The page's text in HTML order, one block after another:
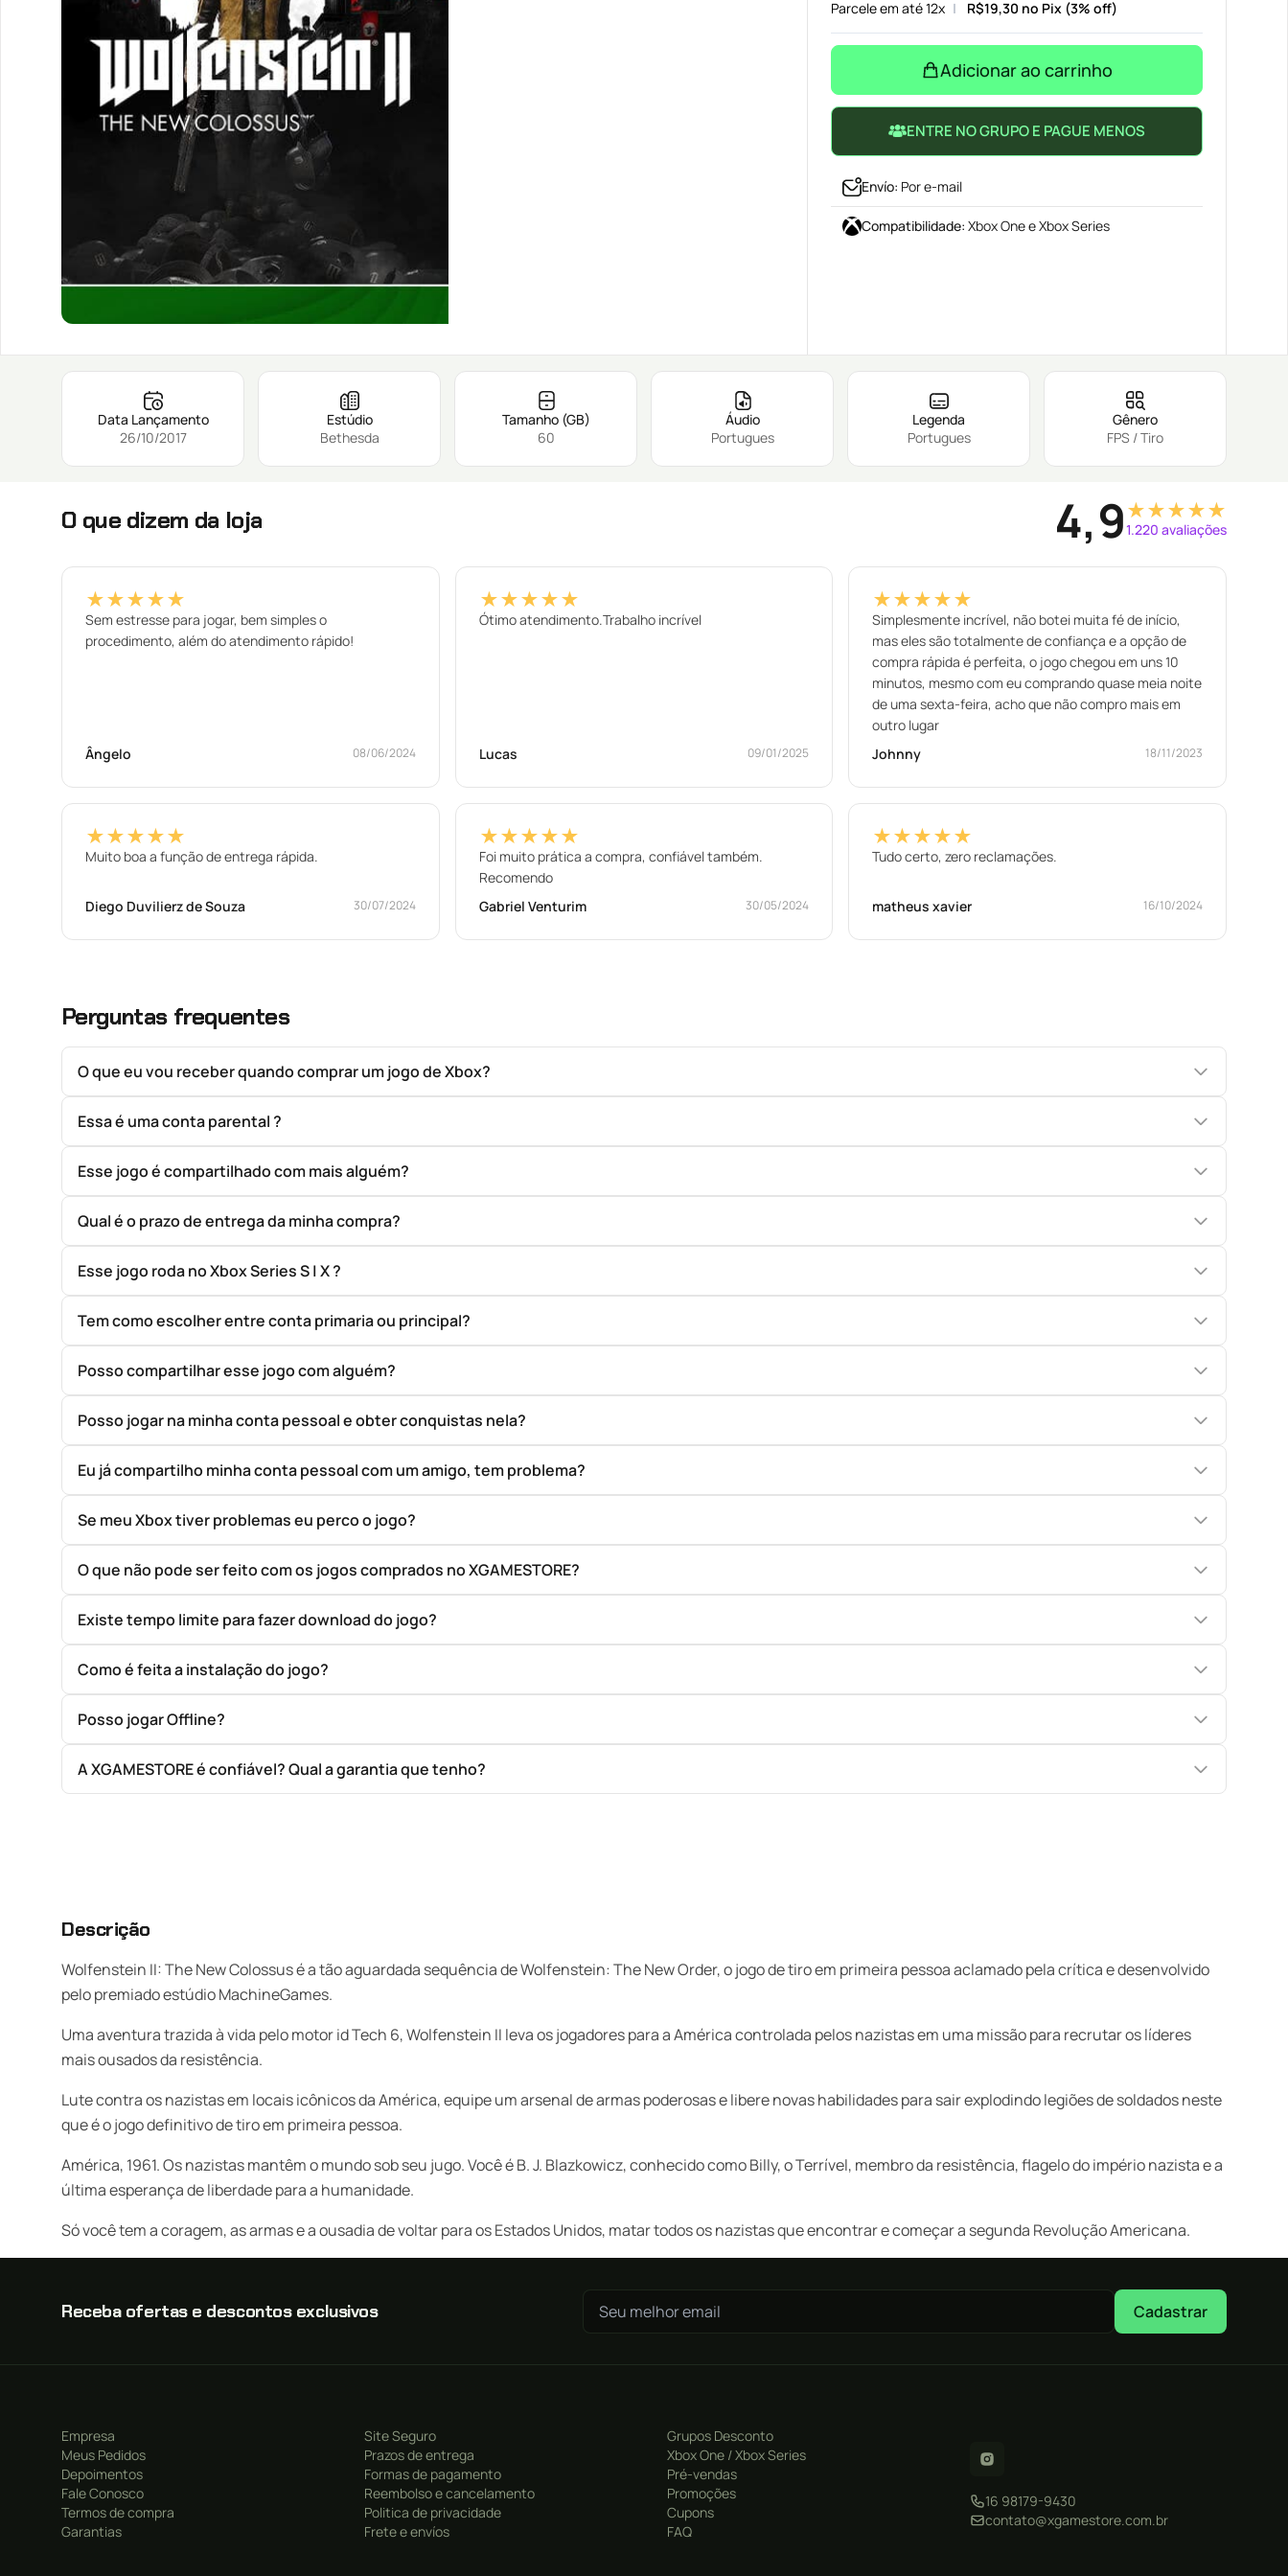
Parcele em até 12x R$19,30 no Pix (3% off)
Adicionar ao carrinho
ENTRE NO GRUPO E PAGUE MENOS
Envío: Por e-mail
Compatibilidade: Xbox One e Xbox Series
Data Lançamento
26/10/2017
Estúdio
Bethesda
Tamanho (GB)
60
Áudio
Portugues
Legenda
Portugues
Gênero
FPS / Tiro
O que dizem da loja 4,9★★★★★
1.220 avaliações
★★★★★
Sem estresse para jogar, bem simples o
procedimento, além do atendimento rápido!
Ângelo 08/06/2024
★★★★★
Ótimo atendimento.Trabalho incrível
Lucas 09/01/2025
★★★★★
Simplesmente incrível, não botei muita fé de início,
mas eles são totalmente de confiança e a opção de
compra rápida é perfeita, o jogo chegou em uns 10
minutos, mesmo com eu comprando quase meia noite
de uma sexta-feira, acho que não compro mais em
outro lugar
Johnny
18/11/2023
★★★★★
Muito boa a função de entrega rápida.
Diego Duvilierz de Souza 30/07/2024
★★★★★
Foi muito prática a compra, confiável também.
Recomendo
Gabriel Venturim
30/05/2024
★★★★★
Tudo certo, zero reclamações.
matheus xavier 16/10/2024
Perguntas frequentes
O que eu vou receber quando comprar um jogo de Xbox?
Essa é uma conta parental ?
Esse jogo é compartilhado com mais alguém?
Qual é o prazo de entrega da minha compra?
Esse jogo roda no Xbox Series S | X ?
Tem como escolher entre conta primaria ou principal?
Posso compartilhar esse jogo com alguém?
Posso jogar na minha conta pessoal e obter conquistas nela?
Eu já compartilho minha conta pessoal com um amigo, tem problema?
Se meu Xbox tiver problemas eu perco o jogo?
O que não pode ser feito com os jogos comprados no XGAMESTORE?
Existe tempo limite para fazer download do jogo?
Como é feita a instalação do jogo?
Posso jogar Offline?
A XGAMESTORE é confiável? Qual a garantia que tenho?
Descrição
Wolfenstein II: The New Colossus é a tão aguardada sequência de Wolfenstein: The New Order, o jogo de tiro em primeira pessoa aclamado pela crítica e desenvolvido
pelo premiado estúdio MachineGames.
Uma aventura trazida à vida pelo motor id Tech 6, Wolfenstein II leva os jogadores para a América controlada pelos nazistas em uma missão para recrutar os líderes
mais ousados da resistência.
Lute contra os nazistas em locais icônicos da América, equipe um arsenal de armas poderosas e libere novas habilidades para sair explodindo legiões de soldados neste
que é o jogo definitivo de tiro em primeira pessoa.
América, 1961. Os nazistas mantêm o mundo sob seu jugo. Você é B. J. Blazkowicz, conhecido como Billy, o Terrível, membro da resistência, flagelo do império nazista e a
última esperança de liberdade para a humanidade.
Só você tem a coragem, as armas e a ousadia de voltar para os Estados Unidos, matar todos os nazistas que encontrar e começar a segunda Revolução Americana.
Receba ofertas e descontos exclusivos Cadastrar
Empresa
Meus Pedidos
Depoimentos
Fale Conosco
Termos de compra
Garantias
Site Seguro
Prazos de entrega
Formas de pagamento
Reembolso e cancelamento
Politica de privacidade
Frete e envíos
Grupos Desconto
Xbox One / Xbox Series
Pré-vendas
Promoções
Cupons
FAQ
16 98179-9430
contato@xgamestore.com.br